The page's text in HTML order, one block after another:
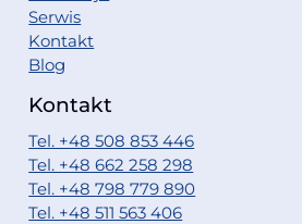
Serwis
Kontakt
Blog
Kontakt
Tel. +48 508 853 446
Tel. +48 662 258 298
Tel. +48 798 779 890
Tel. +48 511 563 406